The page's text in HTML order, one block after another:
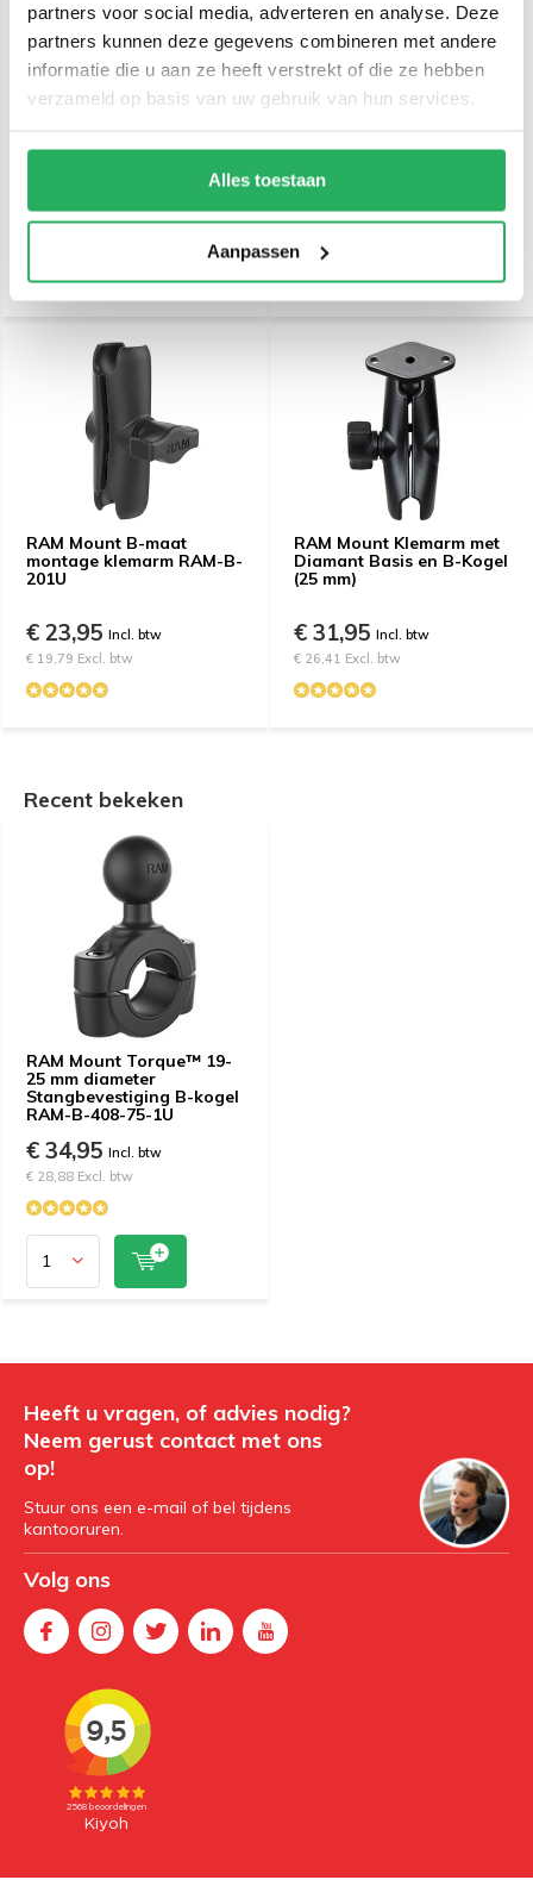
partners voor social media, adverteren en analyse. Deze
partners kunnen deze gegevens combineren met andere
informatie die u aan ze heeft verstrekt of die ze hebben
verzameld op basis van uw gebruik van hun services.
Alles toestaan
Aanpassen
met Ronde Basis en B-
€ 42,95Incl. btw
met Ronde Basis en B-
€ 31,95Incl. btw
€ 26,41 Excl. btw
RAM Mount B-maat
montage klemarm RAM-B-
201U
€ 23,95 Incl. btw
€ 19,79 Excl. btw
RAM Mount Klemarm met
Diamant Basis en B-Kogel
(25 mm)
€ 31,95 Incl. btw
€ 26,41 Excl. btw
Recent bekeken
RAM Mount Torque™ 19-
25 mm diameter
Stangbevestiging B-kogel
RAM-B-408-75-1U
€ 34,95 Incl. btw
€ 28,88 Excl. btw
Heeft u vragen, of advies nodig?
Neem gerust contact met ons
op!
Stuur ons een e-mail of bel tijdens
kantooruren.
Volg ons